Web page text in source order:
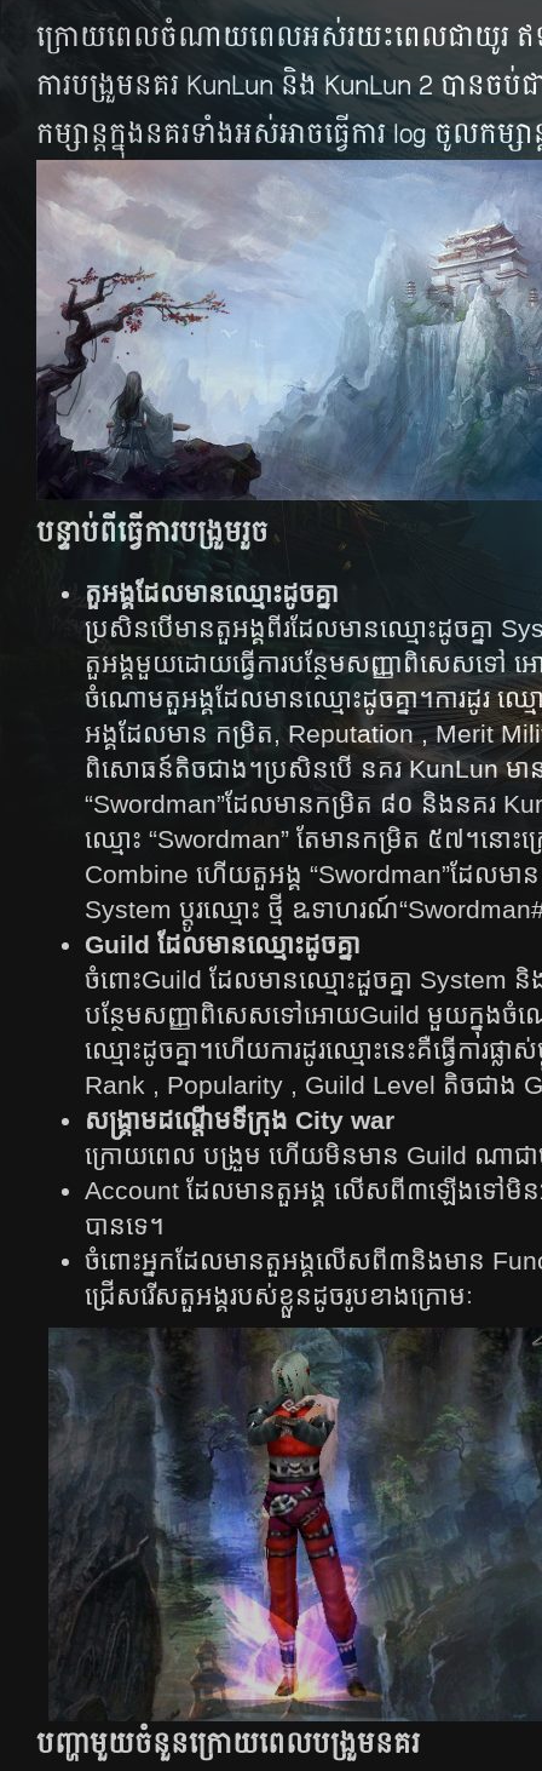
ក្រោយ​ពេល​ចំណាយ​ពេល​អស់​រយះ​ពេល​ជា​យូរ ​​ឥឡូ
ការ​បង្រួម​នគរ​ KunLun​​ និង​ KunLun 2 ​បាន​ចប់​​​
កម្សាន្ត​​​ក្នុង​​​នគរ​​​ទាំង​​​អស់​​​​អាច​​​​ធ្វើ​​ការ​​ log ចូល​​កម្សា
បន្ទាប់ពីធ្វើការបង្រួមរួច
តួអង្គដែលមានឈ្មោះដូចគ្នា
ប្រសិន​​បើ​មានតួអង្គពីរដែលមានឈ្មោះដូចគ្នា
តួអង្គ​មួយ​ដោយ​ធ្វើ​ការ​បន្ថែម​សញ្ញា​ពិសេស​ទៅ​
ចំណោម​តួ​អង្គ​ដែល​មាន​ឈ្មោះ​ដូច​គ្នា​។​ការ​ដូរ​ ឈ្ម
អង្គ​ដែល​មាន​ កម្រិត​, Reputation , Merit
ពិសោធន៍​តិច​ជាង​។ប្រសិន​បើ នគរ KunLun មា
“Swordman”ដែលមានកម្រិត ៨០ និងនគរ
ឈ្មោះ​ “Swordman” ​តែ​មាន​កម្រិត ៥៧។នោ
Combine ហើយតួអង្គ “Swordman”ដែលមា
System ប្តូរ​ឈ្មោះ ​ថ្មី ឩទាហរណ៍
Guild ដែលមានឈ្មោះដូចគ្នា
ចំពោះGuild ដែលមានឈ្មោះដួចគ្នា System និង​
បន្ថែម​សញ្ញា​ពិសេស​ទៅ​អោយ​Guild មួយក្នុងចំ
ឈ្មោះ​ដូច​គ្នា​។​ហើយ​ការ​ដូរ​ឈ្មោះ​នេះ​គឺ​ធ្វើការផ្ល
Rank , Popularity , Guild Level តិចជាង
សង្គ្រាមដណ្តើមទីក្រុង City war
ក្រោយពេល បង្រួម ហើយមិនមាន Guild ណាជាម្
Account ដែលមានតួអង្គ លើសពី៣ឡើងទៅមិនអ
បានទេ។
ចំពោះ​​អ្នក​​ដែល​​មាន​​តួ​អង្គ​​លើស​ពី​​៣​និង​​មាន​​
ជ្រើស​​រើស​​តួ​អង្គ​​របស់​​ខ្លួន​​ដូច​​រូប​​ខាង​​ក្រោមៈ​​
បញ្ហាមួយចំនួនក្រោយពេលបង្រួមនគរ